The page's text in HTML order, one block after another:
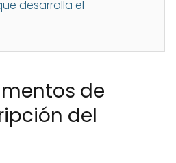
desarrolla el
de
del